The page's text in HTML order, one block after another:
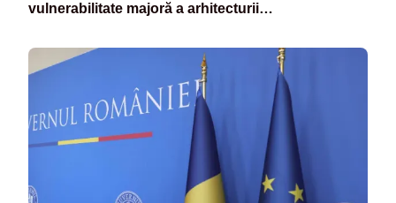
vulnerabilitate majoră a arhitecturii